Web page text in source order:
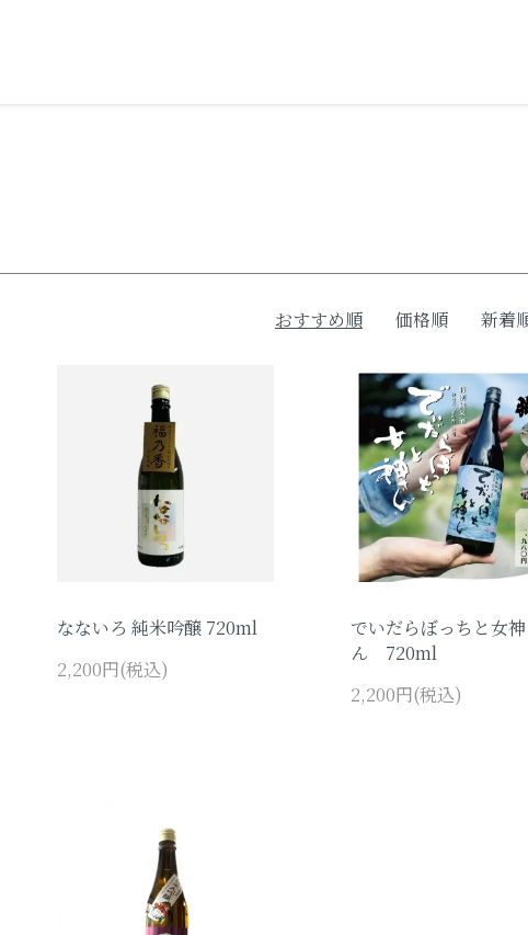
大
も
卯
智
大
おすすめ順 価格順 新着
なないろ 純米吟醸 720ml
2,200円(税込)
でいだらぼっちと女神
ん 720ml
2,200円(税込)